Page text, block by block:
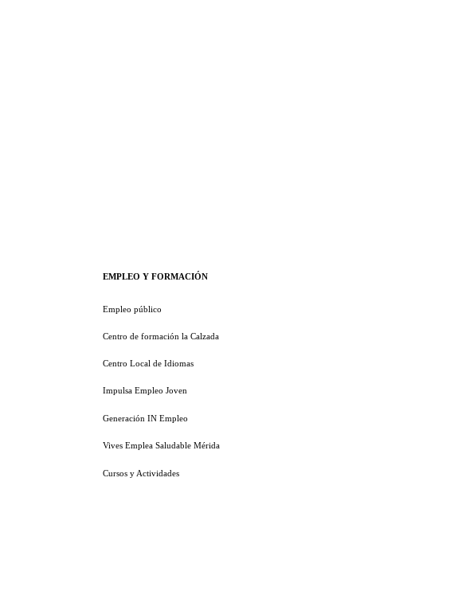
EMPLEO Y FORMACIÓN
Empleo público
Centro de formación la Calzada
Centro Local de Idiomas
Impulsa Empleo Joven
Generación IN Empleo
Vives Emplea Saludable Mérida
Cursos y Actividades